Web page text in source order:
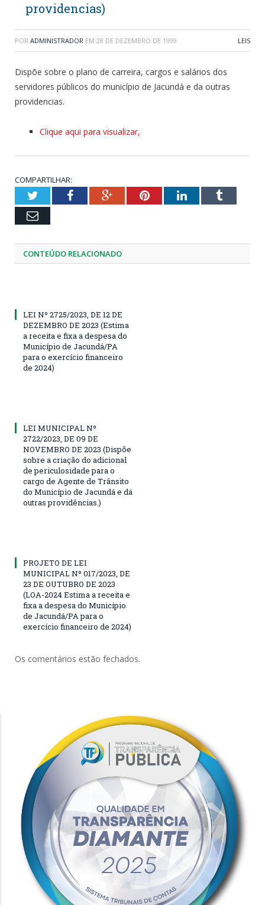
providencias)
POR ADMINISTRADOR EM 28 DE DEZEMBRO DE 1999 LEIS
Dispõe sobre o plano de carreira, cargos e salários dos
servidores públicos do município de Jacundá e da outras
providencias.
Clique aqui para visualizar,
COMPARTILHAR:
TwitterFacebookGoogle+PinterestLinkedInTumblr
Email
CONTEÚDO RELACIONADO
LEI Nº 2725/2023, DE 12 DE
DEZEMBRO DE 2023 (Estima
a receita e fixa a despesa do
Município de Jacundá/PA
para o exercício financeiro
de 2024)
LEI MUNICIPAL Nº
2722/2023, DE 09 DE
NOVEMBRO DE 2023 (Dispõe
sobre a criação do adicional
de periculosidade para o
cargo de Agente de Trânsito
do Município de Jacundá e dá
outras providências.)
PROJETO DE LEI
MUNICIPAL Nº 017/2023, DE
23 DE OUTUBRO DE 2023
(LOA-2024 Estima a receita e
fixa a despesa do Município
de Jacundá/PA para o
exercício financeiro de 2024)
Os comentários estão fechados.